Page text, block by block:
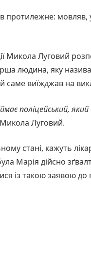
протилежне: мовляв,
Микола Луговий
людина, яку
саме виїжджав на
поліцейський,
Луговий.
стані, кажуть
Марія дійсно
із такою заявою до